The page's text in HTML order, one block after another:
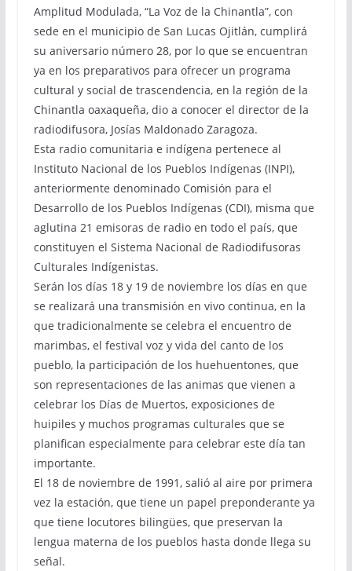
Amplitud Modulada, “La Voz de la Chinantla”, con
sede en el municipio de San Lucas Ojitlán, cumplirá
su aniversario número 28, por lo que se encuentran
ya en los preparativos para ofrecer un programa
cultural y social de trascendencia, en la región de la
Chinantla oaxaqueña, dio a conocer el director de la
radiodifusora, Josías Maldonado Zaragoza.
Esta radio comunitaria e indígena pertenece al
Instituto Nacional de los Pueblos Indígenas (INPI),
anteriormente denominado Comisión para el
Desarrollo de los Pueblos Indígenas (CDI), misma que
aglutina 21 emisoras de radio en todo el país, que
constituyen el Sistema Nacional de Radiodifusoras
Culturales Indígenistas.
Serán los días 18 y 19 de noviembre los días en que
se realizará una transmisión en vivo continua, en la
que tradicionalmente se celebra el encuentro de
marimbas, el festival voz y vida del canto de los
pueblo, la participación de los huehuentones, que
son representaciones de las animas que vienen a
celebrar los Días de Muertos, exposiciones de
huipiles y muchos programas culturales que se
planifican especialmente para celebrar este día tan
importante.
El 18 de noviembre de 1991, salió al aire por primera
vez la estación, que tiene un papel preponderante ya
que tiene locutores bilingües, que preservan la
lengua materna de los pueblos hasta donde llega su
señal.